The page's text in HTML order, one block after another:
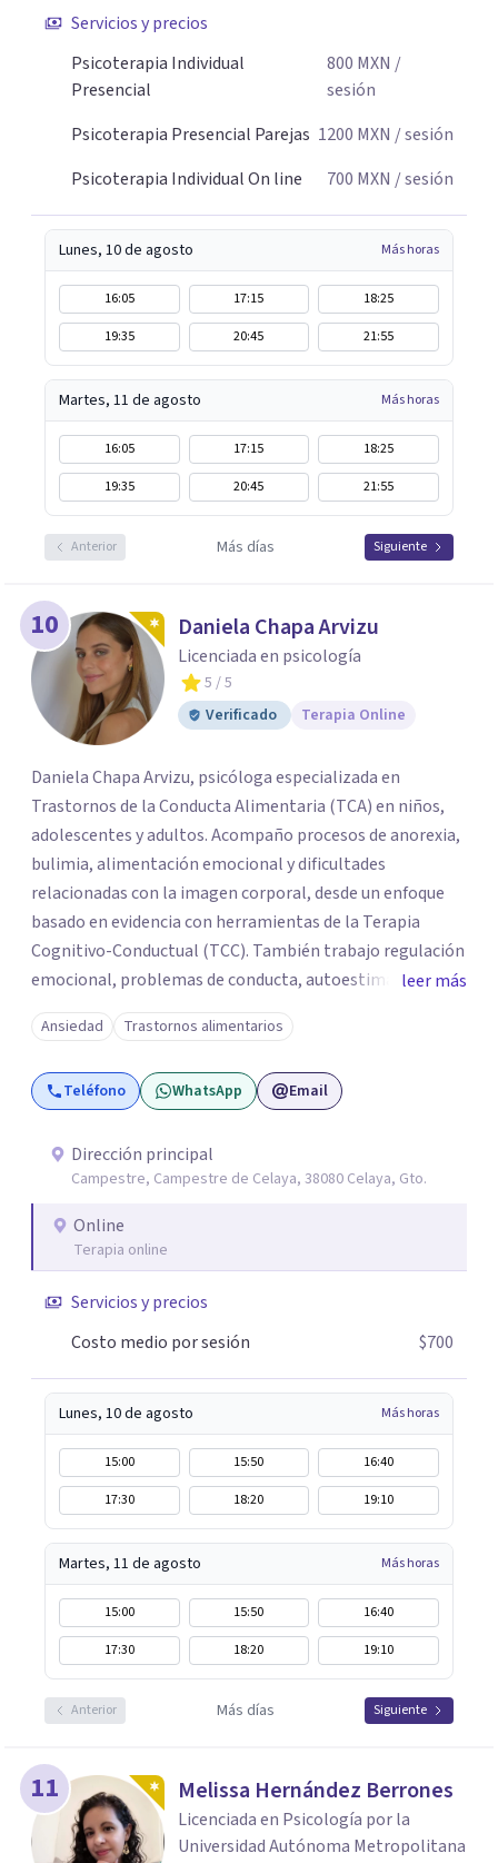
Servicios y precios
Psicoterapia Individual
Presencial
800 MXN /
sesión
Psicoterapia Presencial Parejas 1200 MXN / sesión
Psicoterapia Individual On line
700 MXN / sesión
Lunes, 10 de agosto Más horas
16:05 17:15
18:25
19:35
20:45 21:55
Martes, 11 de agosto Más horas
16:05 17:15
18:25
19:35
20:45 21:55
Anterior Más días Siguiente
10 Daniela Chapa Arvizu
Licenciada en psicología
5 / 5
Verificado
Terapia Online
Daniela Chapa Arvizu, psicóloga especializada en
Trastornos de la Conducta Alimentaria (TCA) en niños,
adolescentes y adultos. Acompaño procesos de anorexia,
bulimia, alimentación emocional y dificultades
relacionadas con la imagen corporal, desde un enfoque
basado en evidencia con herramientas de la Terapia
Cognitivo-Conductual (TCC). También trabajo regulación
emocional, problemas de conducta, autoestima y
desarrollo de habilidades sociales y emocionales en
población infantil y juvenil. Me mantengo en constante
formación y actualización para brindar el
acompañamiento más efectivo a cada persona. Ofrezco
alimentación consciente, adaptado a las necesidades de
cada paciente y su familia. Atiendo de forma online.
Puedes reservar tu primera sesión directamente desde mi
perfil.
leer más
Ansiedad Trastornos alimentarios
Teléfono WhatsApp Email
Dirección principal
Campestre, Campestre de Celaya, 38080 Celaya, Gto.
Online
Terapia online
Servicios y precios
Costo medio por sesión
$700
Lunes, 10 de agosto Más horas
15:00 15:50
16:40
17:30
18:20 19:10
Martes, 11 de agosto Más horas
15:00 15:50
16:40
17:30
18:20 19:10
Anterior Más días Siguiente
11 Melissa Hernández Berrones
Licenciada en Psicología por la
Universidad Autónoma Metropolitana